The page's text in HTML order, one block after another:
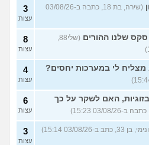
(שירה, בת 18, כתבה ב-03/08/26
3
עצות
שלנו ההורים
(שלי88,
8
עצות
לי במערכות יחסים? 4
עצות
בזוגיות, האם לשקר על כך
6
עצות
כתב ב-03/08/26 15:14) 3
עצות